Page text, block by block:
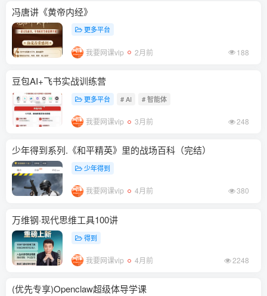
冯唐讲《黄帝内经》
更多平台
我要网课vip 2月前 188
豆包AI+飞书实战训练营
更多平台 # AI # 智能体
我要网课vip 3月前 248
少年得到系列.《和平精英》里的战场百科（完结）
少年得到
我要网课vip 4月前 380
万维钢·现代思维工具100讲
得到
我要网课vip 4月前 2248
(优先专享)Openclaw超级体导学课